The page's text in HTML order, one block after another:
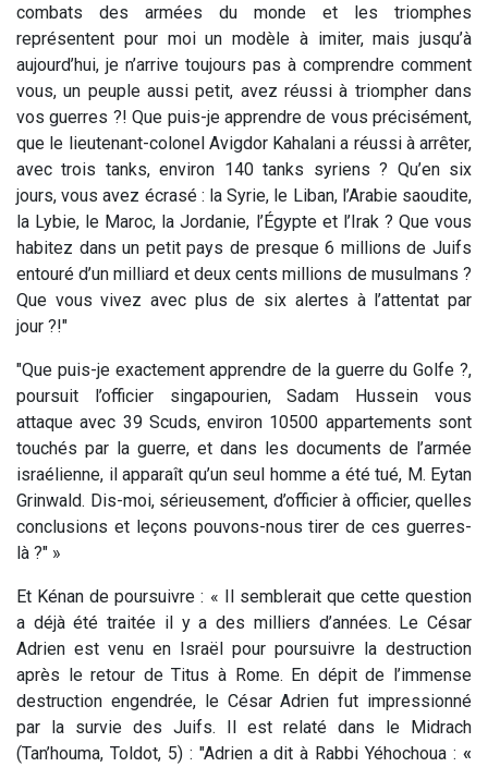
combats des armées du monde et les triomphes
représentent pour moi un modèle à imiter, mais jusqu’à
aujourd’hui, je n’arrive toujours pas à comprendre comment
vous, un peuple aussi petit, avez réussi à triompher dans
vos guerres ?! Que puis-je apprendre de vous précisément,
que le lieutenant-colonel Avigdor Kahalani a réussi à arrêter,
avec trois tanks, environ 140 tanks syriens ? Qu’en six
jours, vous avez écrasé : la Syrie, le Liban, l’Arabie saoudite,
la Lybie, le Maroc, la Jordanie, l’Égypte et l’Irak ? Que vous
habitez dans un petit pays de presque 6 millions de Juifs
entouré d’un milliard et deux cents millions de musulmans ?
Que vous vivez avec plus de six alertes à l’attentat par
jour ?!"
"Que puis-je exactement apprendre de la guerre du Golfe ?,
poursuit l’officier singapourien, Sadam Hussein vous
attaque avec 39 Scuds, environ 10500 appartements sont
touchés par la guerre, et dans les documents de l’armée
israélienne, il apparaît qu’un seul homme a été tué, M. Eytan
Grinwald. Dis-moi, sérieusement, d’officier à officier, quelles
conclusions et leçons pouvons-nous tirer de ces guerres-
là ?" »
Et Kénan de poursuivre : « Il semblerait que cette question
a déjà été traitée il y a des milliers d’années. Le César
Adrien est venu en Israël pour poursuivre la destruction
après le retour de Titus à Rome. En dépit de l’immense
destruction engendrée, le César Adrien fut impressionné
par la survie des Juifs. Il est relaté dans le Midrach
(Tan’houma, Toldot, 5) : "Adrien a dit à Rabbi Yéhochoua : «